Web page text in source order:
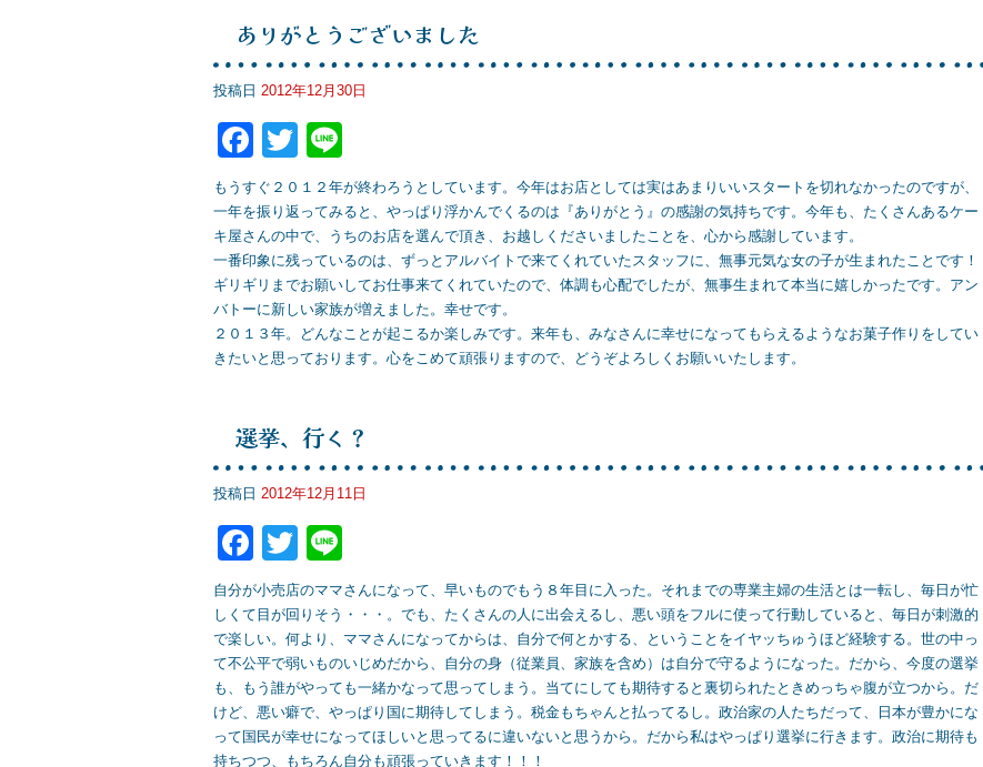
k
ありがとうございました
投稿日 2012年12月30日
F
a
c
e
b
o
o
T
wi
tt
er
n
e
もうすぐ２０１２年が終わろうとしています。今年はお店としては実はあまりいいスタートを切れなかったのですが、
一年を振り返ってみると、やっぱり浮かんでくるのは『ありがとう』の感謝の気持ちです。今年も、たくさんあるケー
キ屋さんの中で、うちのお店を選んで頂き、お越しくださいましたことを、心から感謝しています。
一番印象に残っているのは、ずっとアルバイトで来てくれていたスタッフに、無事元気な女の子が生まれたことです！
ギリギリまでお願いしてお仕事来てくれていたので、体調も心配でしたが、無事生まれて本当に嬉しかったです。アン
バトーに新しい家族が増えました。幸せです。
２０１３年。どんなことが起こるか楽しみです。来年も、みなさんに幸せになってもらえるようなお菓子作りをしてい
きたいと思っております。心をこめて頑張りますので、どうぞよろしくお願いいたします。
選挙、行く？
投稿日 2012年12月11日
F
a
c
e
b
o
o
T
wi
tt
er
n
e
自分が小売店のママさんになって、早いものでもう８年目に入った。それまでの専業主婦の生活とは一転し、毎日が忙
しくて目が回りそう・・・。でも、たくさんの人に出会えるし、悪い頭をフルに使って行動していると、毎日が刺激的
で楽しい。何より、ママさんになってからは、自分で何とかする、ということをイヤッちゅうほど経験する。世の中っ
て不公平で弱いものいじめだから、自分の身（従業員、家族を含め）は自分で守るようになった。だから、今度の選挙
も、もう誰がやっても一緒かなって思ってしまう。当てにしても期待すると裏切られたときめっちゃ腹が立つから。だ
けど、悪い癖で、やっぱり国に期待してしまう。税金もちゃんと払ってるし。政治家の人たちだって、日本が豊かにな
って国民が幸せになってほしいと思ってるに違いないと思うから。だから私はやっぱり選挙に行きます。政治に期待も
持ちつつ、もちろん自分も頑張っていきます！！！